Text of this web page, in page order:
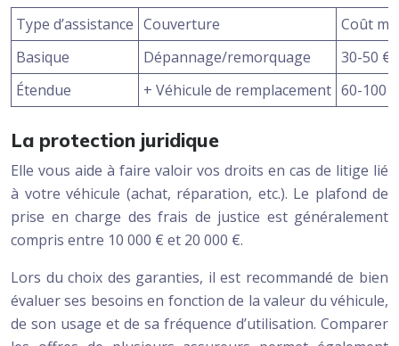
Type d’assistance Couverture
Coût
Basique
Dépannage/remorquage
30-50 €
Étendue
+ Véhicule de remplacement 60-100 €
La protection juridique
Elle vous aide à faire valoir vos droits en cas de litige lié
à votre véhicule (achat, réparation, etc.). Le plafond de
prise en charge des frais de justice est généralement
compris entre 10 000 € et 20 000 €.
Lors du choix des garanties, il est recommandé de bien
évaluer ses besoins en fonction de la valeur du véhicule,
de son usage et de sa fréquence d’utilisation. Comparer